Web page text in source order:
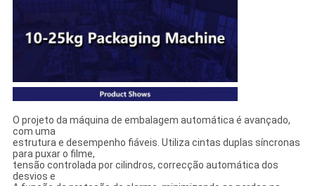
O projeto da máquina de embalagem automática é avançado,
com uma
estrutura e desempenho fiáveis. Utiliza cintas duplas síncronas
para puxar o filme,
tensão controlada por cilindros, correcção automática dos
desvios e